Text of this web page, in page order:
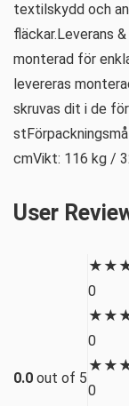
textilskydd och
fläckar.Leverans
monterad för
levereras
skruvas dit i de
cmVikt: 116 kg /
User
0.0 out of 5
★ ★
0
★ ★
0
★ ★
0